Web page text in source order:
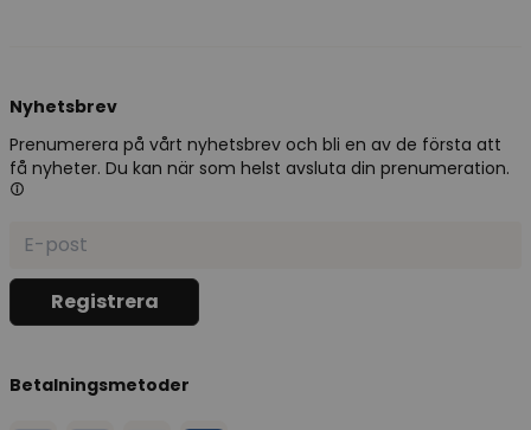
Nyhetsbrev
Prenumerera på vårt nyhetsbrev och bli en av de första att
få nyheter. Du kan när som helst avsluta din prenumeration.
Betalningsmetoder